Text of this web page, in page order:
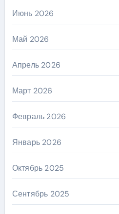
Июнь 2026
Май 2026
Апрель 2026
Март 2026
Февраль 2026
Январь 2026
Октябрь 2025
Сентябрь 2025